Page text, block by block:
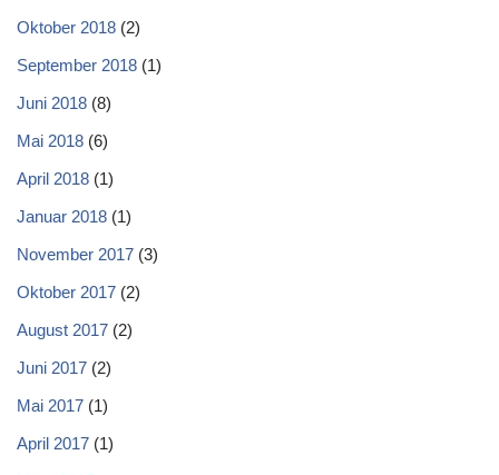
Oktober 2018 (2)
September 2018 (1)
Juni 2018 (8)
Mai 2018 (6)
April 2018 (1)
Januar 2018 (1)
November 2017 (3)
Oktober 2017 (2)
August 2017 (2)
Juni 2017 (2)
Mai 2017 (1)
April 2017 (1)